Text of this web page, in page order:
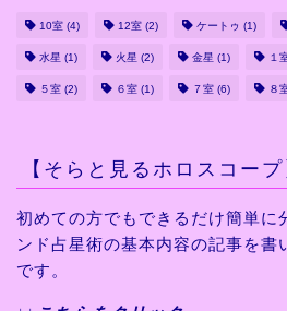
10室 (4) 12室 (2) ケートゥ (1)
水星 (1) 火星 (2) 金星 (1) １
５室 (2) ６室 (1) ７室 (6) ８
【そらと見るホロスコープ
初めての方でもできるだけ簡単に
ンド占星術の基本内容の記事を書
です。